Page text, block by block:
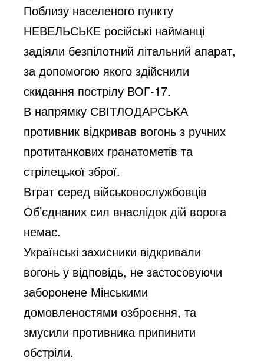
Поблизу населеного пункту
НЕВЕЛЬСЬКЕ російські найманці
задіяли безпілотний літальний апарат,
за допомогою якого здійснили
скидання пострілу ВОГ-17.
В напрямку СВІТЛОДАРСЬКА
противник відкривав вогонь з ручних
протитанкових гранатометів та
стрілецької зброї.
Втрат серед військовослужбовців
Об’єднаних сил внаслідок дій ворога
немає.
Українські захисники відкривали
вогонь у відповідь, не застосовуючи
заборонене Мінськими
домовленостями озброєння, та
змусили противника припинити
обстріли.